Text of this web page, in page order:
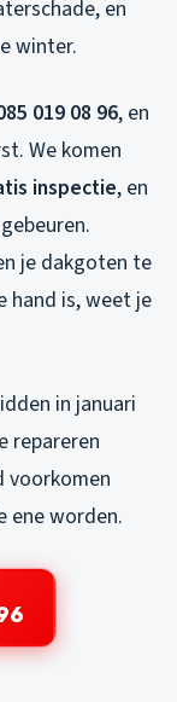
en
winter.
019 08 96, en
We komen
inspectie, en
je dakgoten te
hand is, weet je
in januari
repareren
voorkomen
ene worden.